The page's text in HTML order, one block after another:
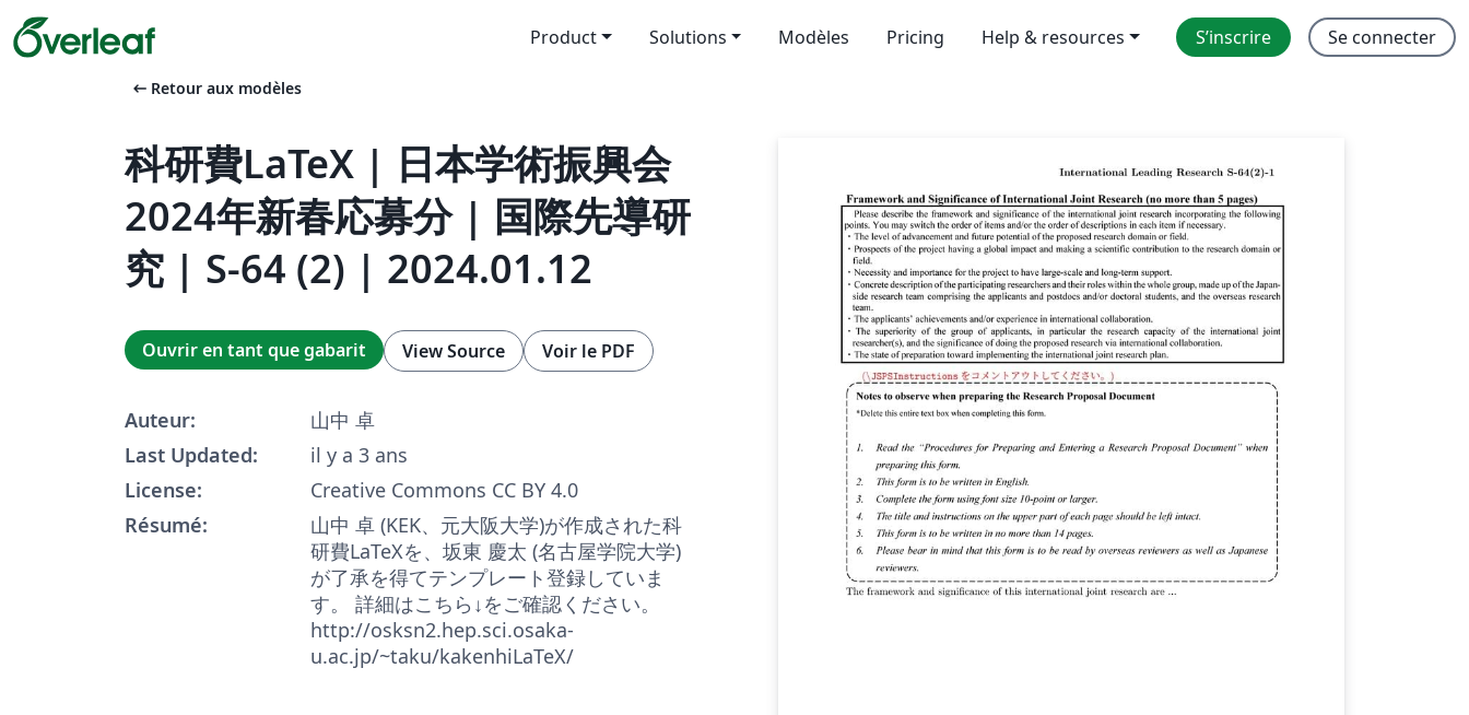
Product Solutions Modèles Pricing Help & resources S’inscrire Se connecter
arrow_left_alt Retour aux modèles
科研費LaTeX | 日本学術振興会
2024年新春応募分 | 国際先導研
究 | S-64 (2) | 2024.01.12
Ouvrir en tant que gabarit View Source Voir le PDF
Auteur:
山中 卓
Last Updated:
il y a 3 ans
License:
Creative Commons CC BY 4.0
Résumé:
山中 卓 (KEK、元大阪大学)が作成された科
研費LaTeXを、坂東 慶太 (名古屋学院大学)
が了承を得てテンプレート登録していま
す。 詳細はこちら↓をご確認ください。
http://osksn2.hep.sci.osaka-
u.ac.jp/~taku/kakenhiLaTeX/